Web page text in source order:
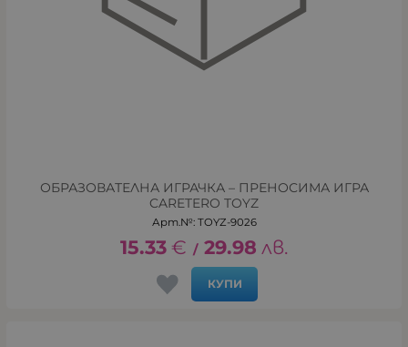
ОБРАЗОВАТЕЛНА ИГРАЧКА – ПРЕНОСИМА ИГРА
CARETERO TOYZ
Арт.№: TOYZ-9026
15.33 € / 29.98 лв.
КУПИ